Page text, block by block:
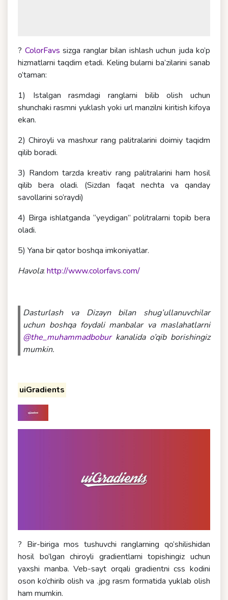
? ColorFavs sizga ranglar bilan ishlash uchun juda ko’p
hizmatlarni taqdim etadi. Keling bularni ba’zilarini sanab
o’taman:
1) Istalgan rasmdagi ranglarni bilib olish uchun
shunchaki rasmni yuklash yoki url manzilni kiritish kifoya
ekan.
2) Chiroyli va mashxur rang palitralarini doimiy taqidm
qilib boradi.
3) Random tarzda kreativ rang palitralarini ham hosil
qilib bera oladi. (Sizdan faqat nechta va qanday
savollarini so’raydi)
4) Birga ishlatganda “yeydigan” politralarni topib bera
oladi.
5) Yana bir qator boshqa imkoniyatlar.
Havola: http://www.colorfavs.com/
Dasturlash va Dizayn bilan shug’ullanuvchilar
uchun boshqa foydali manbalar va maslahatlarni
@the_muhammadboburkanalida o’qib borishingiz
mumkin.
uiGradients
? Bir-biriga mos tushuvchi ranglarning qo’shilishidan
hosil bo’lgan chiroyli gradientlarni topishingiz uchun
yaxshi manba. Veb-sayt orqali gradientni css kodini
oson ko’chirib olish va .jpg rasm formatida yuklab olish
ham mumkin.